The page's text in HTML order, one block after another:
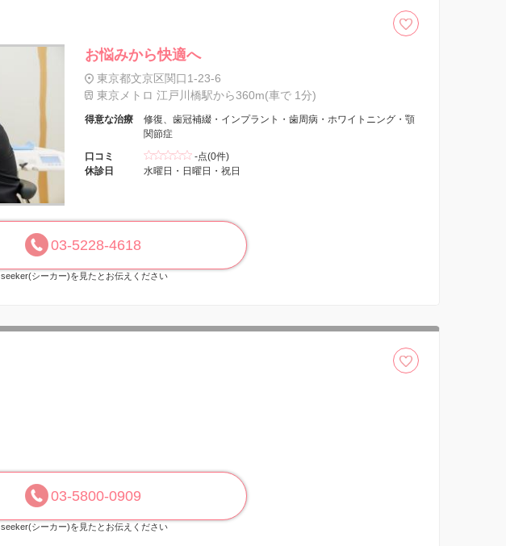
お悩みから快適へ
東京都文京区関口1-23-6
東京メトロ 江戸川橋駅から360m(車で 1分)
得意な治療
修復、歯冠補綴・インプラント・歯周病・ホワイトニング・顎
関節症
口コミ
-点(0件)
休診日
水曜日・日曜日・祝日
03-5228-4618
seeker(シーカー)を見たとお伝えください
03-5800-0909
seeker(シーカー)を見たとお伝えください